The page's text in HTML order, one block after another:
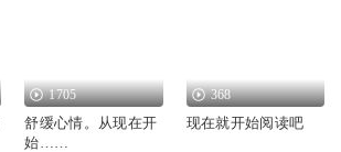
1705
舒缓心情。从现在开
始……
368
现在就开始阅读吧